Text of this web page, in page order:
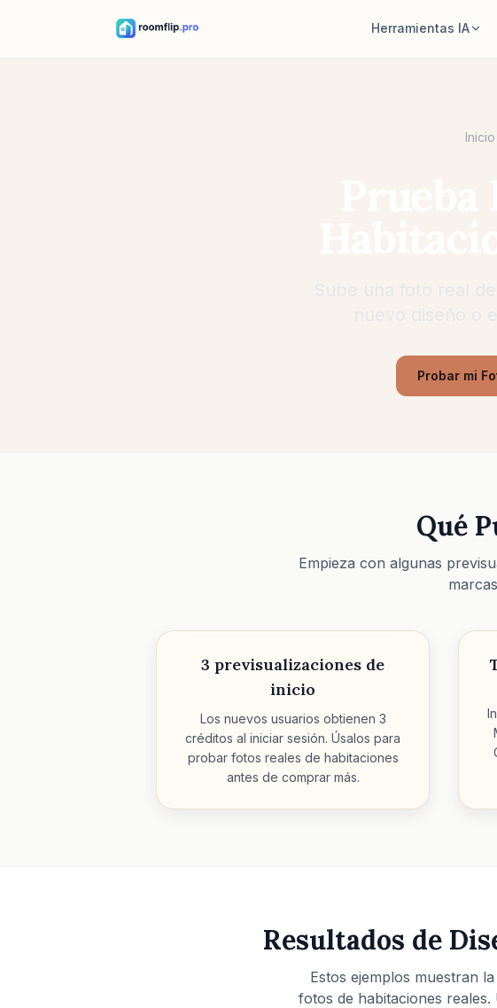
Herramientas IA
Inicio
Probar mi
Qué
Empieza con algunas
3 previsualizaciones de
inicio
Los nuevos usuarios obtienen 3
créditos al iniciar sesión. Úsalos para
probar fotos reales de habitaciones
antes de comprar más.
Resultados de
Estos ejemplos muestran
fotos de habitaciones